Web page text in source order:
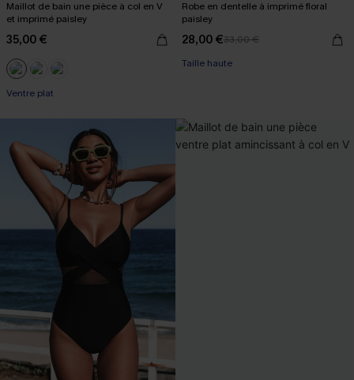
Maillot de bain une pièce à col en V
et imprimé paisley
35,00 €
Ventre plat
Robe en dentelle à imprimé floral
paisley
28,00 €33,00 €
Taille haute